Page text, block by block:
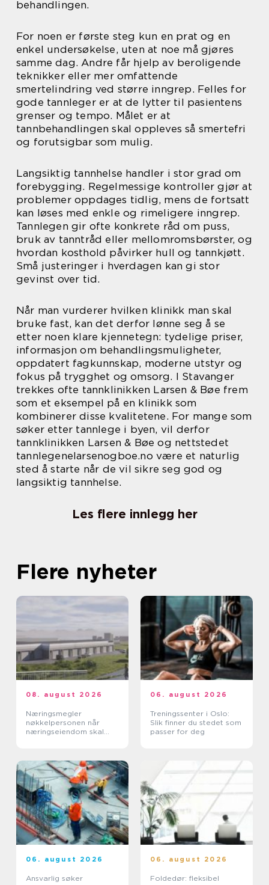
behandlingen.
For noen er første steg kun en prat og en
enkel undersøkelse, uten at noe må gjøres
samme dag. Andre får hjelp av beroligende
teknikker eller mer omfattende
smertelindring ved større inngrep. Felles for
gode tannleger er at de lytter til pasientens
grenser og tempo. Målet er at
tannbehandlingen skal oppleves så smertefri
og forutsigbar som mulig.
Langsiktig tannhelse handler i stor grad om
forebygging. Regelmessige kontroller gjør at
problemer oppdages tidlig, mens de fortsatt
kan løses med enkle og rimeligere inngrep.
Tannlegen gir ofte konkrete råd om puss,
bruk av tanntråd eller mellomromsbørster, og
hvordan kosthold påvirker hull og tannkjøtt.
Små justeringer i hverdagen kan gi stor
gevinst over tid.
Når man vurderer hvilken klinikk man skal
bruke fast, kan det derfor lønne seg å se
etter noen klare kjennetegn: tydelige priser,
informasjon om behandlingsmuligheter,
oppdatert fagkunnskap, moderne utstyr og
fokus på trygghet og omsorg. I Stavanger
trekkes ofte tannklinikken Larsen & Bøe frem
som et eksempel på en klinikk som
kombinerer disse kvalitetene. For mange som
søker etter tannlege i byen, vil derfor
tannklinikken Larsen & Bøe og nettstedet
tannlegenelarsenogboe.no være et naturlig
sted å starte når de vil sikre seg god og
langsiktig tannhelse.
Les flere innlegg her
Flere nyheter
08. august 2026
Næringsmegler
nøkkelpersonen når
næringseiendom skal
06. august 2026
Treningssenter i Oslo:
Slik finner du stedet som
passer for deg
06. august 2026
Ansvarlig søker
06. august 2026
Foldedør: fleksibel